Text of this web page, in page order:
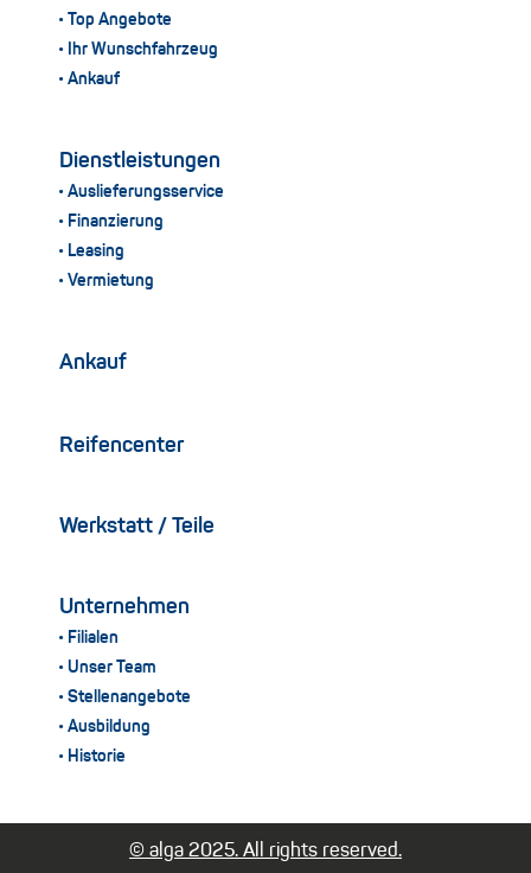
Top Angebote
Ihr Wunschfahrzeug
Ankauf
Dienstleistungen
Auslieferungsservice
Finanzierung
Leasing
Vermietung
Ankauf
Reifencenter
Werkstatt / Teile
Unternehmen
Filialen
Unser Team
Stellenangebote
Ausbildung
Historie
© alga 2025. All rights reserved.